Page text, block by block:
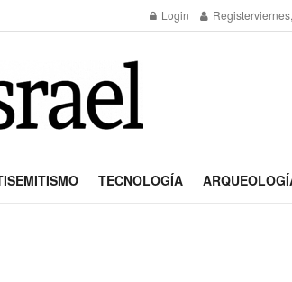
Login Register
TECNOLOGÍA